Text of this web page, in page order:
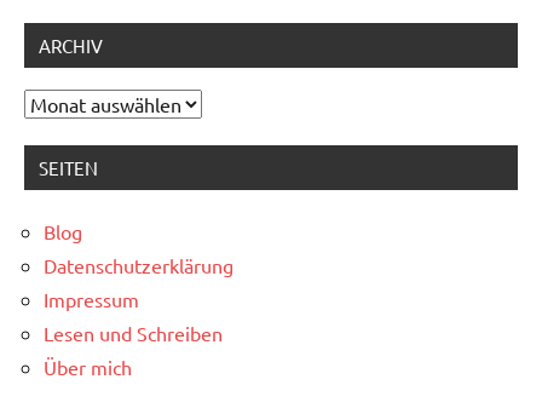
ARCHIV
Archiv
SEITEN
Blog
Datenschutzerklärung
Impressum
Lesen und Schreiben
Über mich